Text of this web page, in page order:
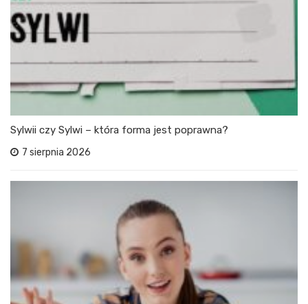
Sylwii czy Sylwi – która forma jest poprawna?
7 sierpnia 2026